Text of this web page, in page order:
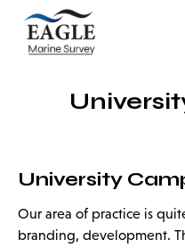
University
Our area of practice is
branding, development.